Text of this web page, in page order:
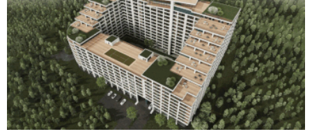
Հիմա. Նարեկ Կարապետյանի ճեպազրույցը
11:34:10 6-08-2026
ՊԱՏՄՈՒԹՅԱՆ ԱՅՍ ՕՐԸ (6 օգոստոսի).
Ազդարարվել է Հյուսիս-Հարավ
ավտոմայրուղու շինարարության մեկնարկը. «Փաստ»